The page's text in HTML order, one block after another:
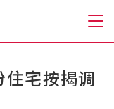
宅按揭调